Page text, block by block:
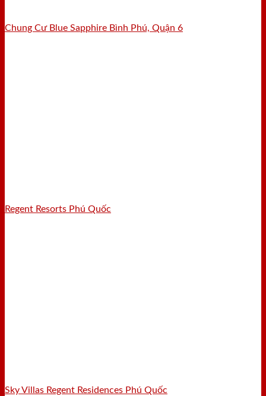
Chung Cư Blue Sapphire Bình Phú, Quận 6
Regent Resorts Phú Quốc
Sky Villas Regent Residences Phú Quốc